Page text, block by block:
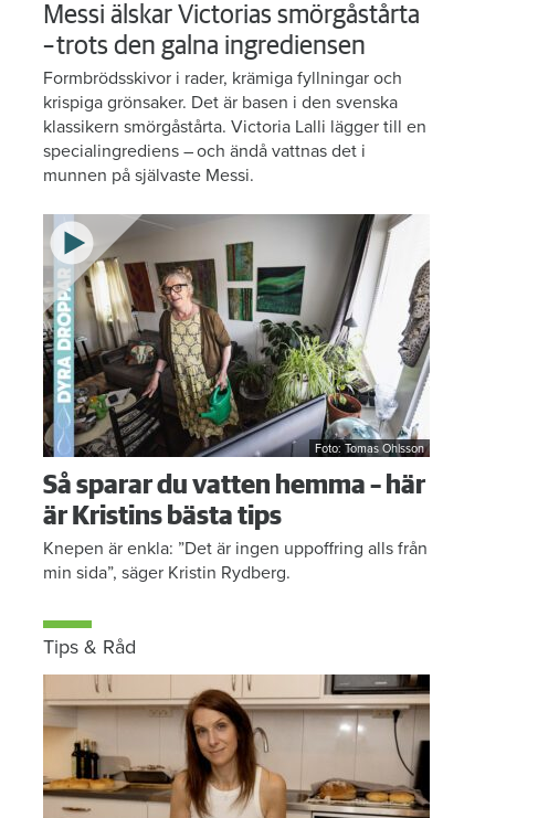
Messi älskar Victorias smörgåstårta
– trots den galna ingrediensen
Formbrödsskivor i rader, krämiga fyllningar och
krispiga grönsaker. Det är basen i den svenska
klassikern smörgåstårta. Victoria Lalli lägger till en
specialingrediens – och ändå vattnas det i
munnen på självaste Messi.
Foto: Tomas Ohlsson
Så sparar du vatten hemma – här
är Kristins bästa tips
Knepen är enkla: ”Det är ingen uppoffring alls från
min sida”, säger Kristin Rydberg.
Tips & Råd